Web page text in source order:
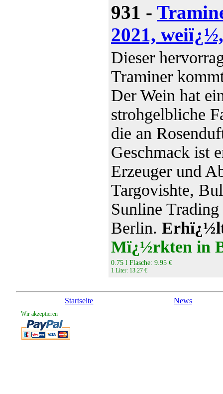
931 -
2021,
Dieser
Traminer
Der Wein hat
strohgelbliche
die an
Geschmack ist
Erzeuger und
Targovishte,
Sunline
Berlin.
Mï¿½rkten in
0.75 l Flasche: 9.95 €
1 Liter: 13.27 €
Startseite News
Wir akzeptieren